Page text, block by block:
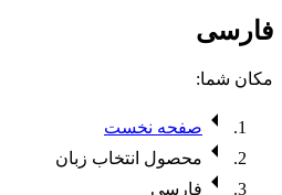
فارسی
مکان شما:
صفحه نخست
محصول انتخاب زبان
فارسی